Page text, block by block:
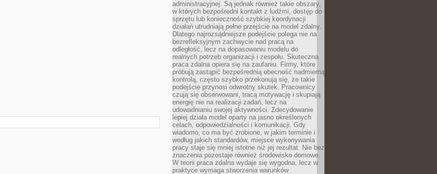
administracyjnej. Są jednak również takie obszary,
w których bezpośredni kontakt z ludźmi, dostęp do
sprzętu lub konieczność szybkiej koordynacji
działań utrudniają pełne przejście na model zdalny.
Dlatego najrozsądniejsze podejście polega nie na
bezrefleksyjnym zachwycie nad pracą na
odległość, lecz na dopasowaniu modelu do
realnych potrzeb organizacji i zespołu. Skuteczna
praca zdalna opiera się na zaufaniu. Firmy, które
próbują zastąpić bezpośrednią obecność nadmierną
kontrolą, często szybko przekonują się, że takie
podejście przynosi odwrotny skutek. Pracownicy
czują się obserwowani, tracą motywację i skupiają
energię nie na realizacji zadań, lecz na
udowadnianiu swojej aktywności. Zdecydowanie
lepiej działa model oparty na jasno określonych
celach, odpowiedzialności i komunikacji. Gdy
wiadomo, co ma być zrobione, w jakim terminie i
według jakich standardów, miejsce wykonywania
pracy staje się mniej istotne niż jej rezultat. Nie bez
znaczenia pozostaje również środowisko domowe.
W teorii praca zdalna wydaje się wygodna, lecz w
praktyce wymaga stworzenia warunków